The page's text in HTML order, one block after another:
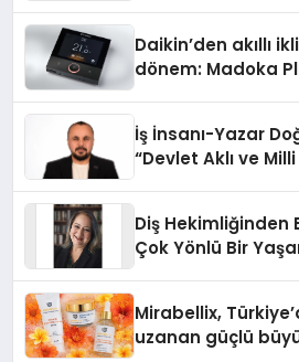
Daikin’den akıllı
dönem: Madoka
İş İnsanı-Yazar
“Devlet Aklı ve
Diş Hekimliğinden
Çok Yönlü Bir
Mirabellix,
uzanan güçlü